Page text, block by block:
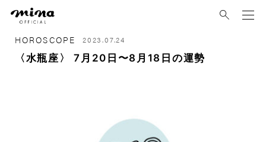
HOROSCOPE 2023.07.24
〈水瓶座〉 7月20日〜8月18日の運勢